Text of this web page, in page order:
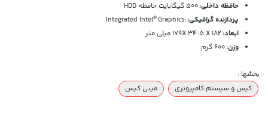
حافظه داخلي:500 گیگابایت حافظه HDD
پردازنده گرافیکی: :Integrated Intel
®Graphics
ابعاد: 179X 34.5 X 182 میلی متر
وزن:600 گرم
بخشها :
کیس و سیستم کامپیوتری
مینی کیس